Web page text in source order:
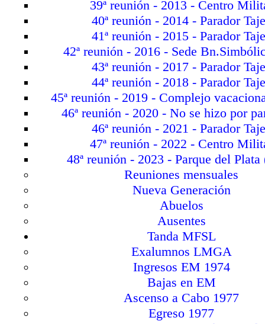
39ª reunión - 2013 - Centro
40ª reunión - 2014 - Parador
41ª reunión - 2015 - Parador
42ª reunión - 2016 - Sede
43ª reunión - 2017 - Parador
44ª reunión - 2018 - Parador
45ª reunión - 2019 - Complejo
46ª reunión - 2020 - No se hizo por
46ª reunión - 2021 - Parador
47ª reunión - 2022 - Centro
48ª reunión - 2023 - Parque del Plata
Reuniones mensuales
Nueva Generación
Abuelos
Ausentes
Tanda MFSL
Exalumnos LMGA
Ingresos EM 1974
Bajas en EM
Ascenso a Cabo 1977
Egreso 1977